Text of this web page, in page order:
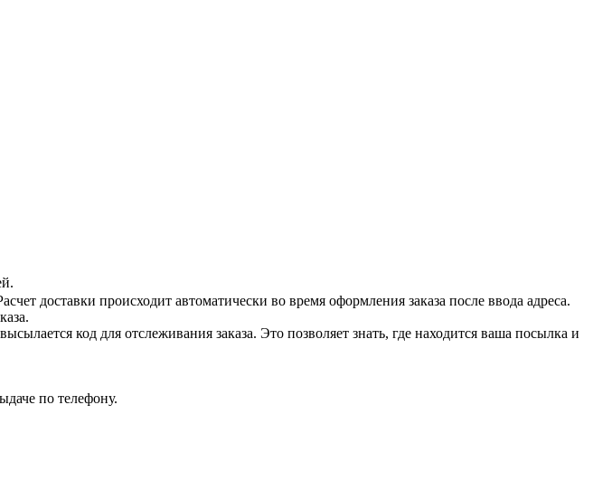
доставки происходит автоматически во время оформления заказа после ввода адреса.
код для отслеживания заказа. Это позволяет знать, где находится ваша посылка и
по телефону.